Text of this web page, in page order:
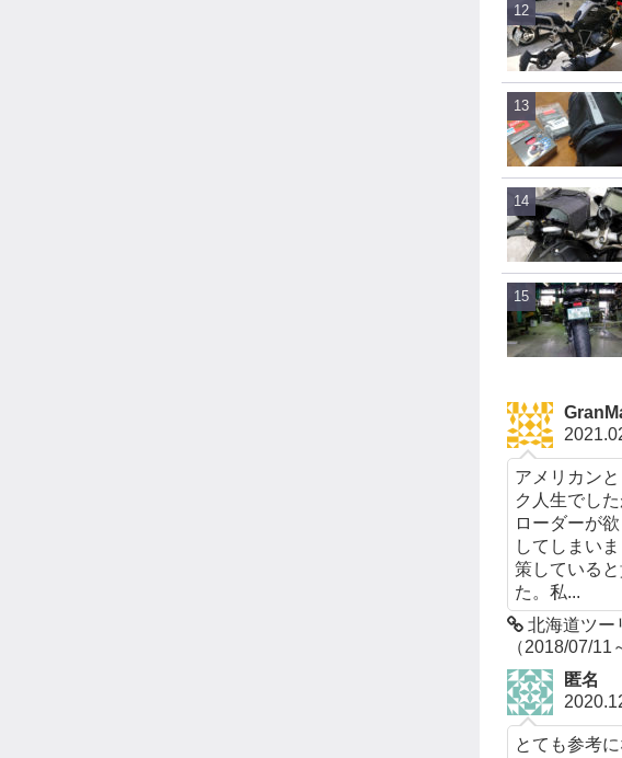
アメリカン
ク人生でし
ローダーが
してしまい
策している
た。私...
北海道ツ
（2018/07/11
匿名
とても参考